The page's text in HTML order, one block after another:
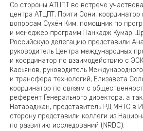
Со стороны АТЦПТ во встрече
центра АТЦПТ, Прити Сони,
вопросам Сухён Ким, помощник по
и менеджер программ Панкадж Кумар
Российскую делегацию представили
руководитель Центра международных
и координатор по взаимодействию с
Касьянов, руководитель
и трансфера технологий, Елизавета
координатор по связям с
референт Генерального директора, а
Натараджан, представитель РД МНТС в
сторону представили коллеги из
по развитию исследований (NRDC).